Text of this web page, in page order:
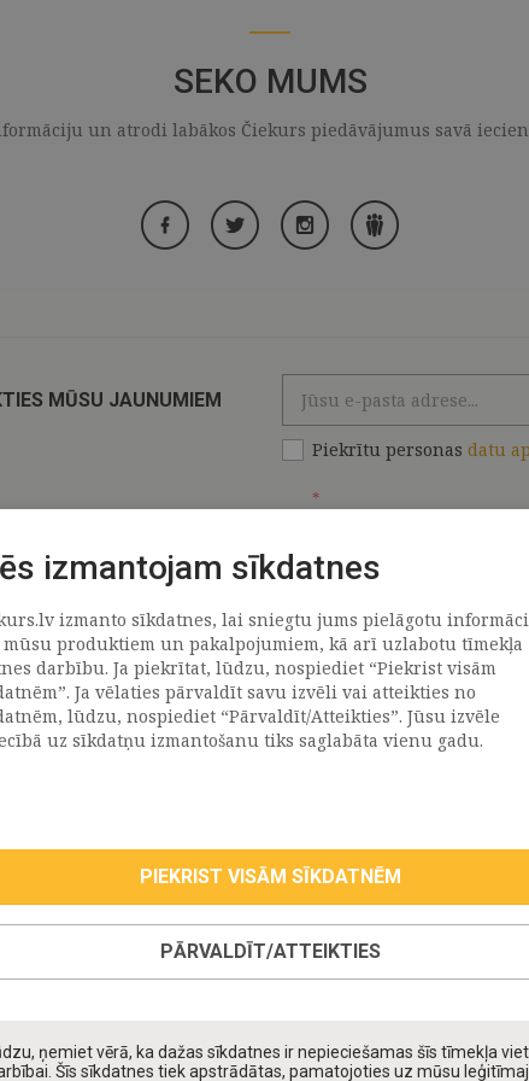
SEKO MUMS
un atrodi labākos Čiekurs piedāvājumus savā
MŪSU JAUNUMIEM
Piekrītu personas datu
*
matrači
PAR MUMS
Uzņēmums
Vēsture
Kontakti
izmantojam sīkdatnes
izmanto sīkdatnes, lai sniegtu jums pielāgotu
produktiem un pakalpojumiem, kā arī uzlabotu tīmekļa
darbību. Ja piekrītat, lūdzu, nospiediet “Piekrist visām
Ja vēlaties pārvaldīt savu izvēli vai atteikties no
lūdzu, nospiediet “Pārvaldīt/Atteikties”. Jūsu izvēle
uz sīkdatņu izmantošanu tiks saglabāta vienu gadu.
PIEKRIST VISĀM SĪKDATNĒM
PĀRVALDĪT/ATTEIKTIES
ņemiet vērā, ka dažas sīkdatnes ir nepieciešamas šīs tīmekļa
Šīs sīkdatnes tiek apstrādātas, pamatojoties uz mūsu